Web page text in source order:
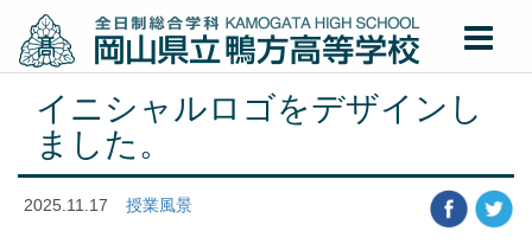
イニシャルロゴをデザインし
ました。
2025.11.17 授業風景